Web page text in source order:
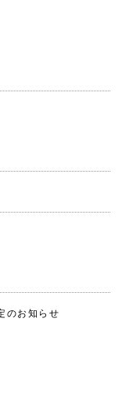
のお知らせ